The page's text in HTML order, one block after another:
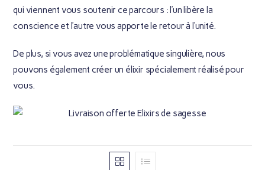
qui viennent vous soutenir ce parcours : l’un libère la
conscience et l’autre vous apporte le retour à l’unité.
De plus, si vous avez une problématique singulière, nous
pouvons également créer un élixir spécialement réalisé pour
vous.